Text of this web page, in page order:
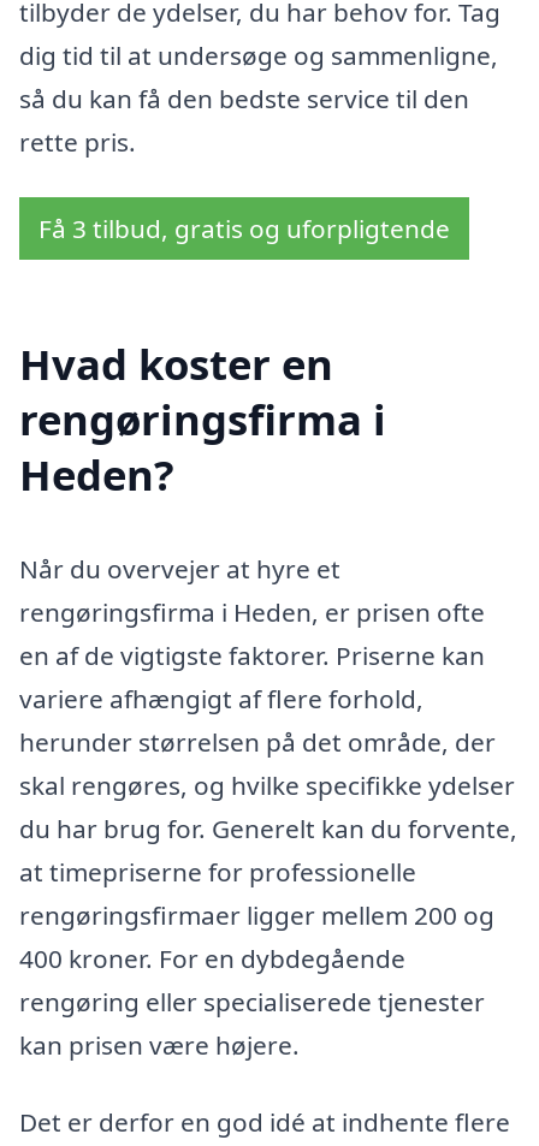
tilbyder de ydelser, du har behov for. Tag
dig tid til at undersøge og sammenligne,
så du kan få den bedste service til den
rette pris.
Få 3 tilbud, gratis og uforpligtende
Hvad koster en
rengøringsfirma i
Heden?
Når du overvejer at hyre et
rengøringsfirma i Heden, er prisen ofte
en af de vigtigste faktorer. Priserne kan
variere afhængigt af flere forhold,
herunder størrelsen på det område, der
skal rengøres, og hvilke specifikke ydelser
du har brug for. Generelt kan du forvente,
at timepriserne for professionelle
rengøringsfirmaer ligger mellem 200 og
400 kroner. For en dybdegående
rengøring eller specialiserede tjenester
kan prisen være højere.
Det er derfor en god idé at indhente flere